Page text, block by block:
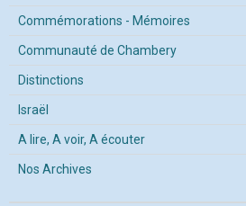
Commémorations - Mémoires
Communauté de Chambery
Distinctions
Israël
A lire, A voir, A écouter
Nos Archives